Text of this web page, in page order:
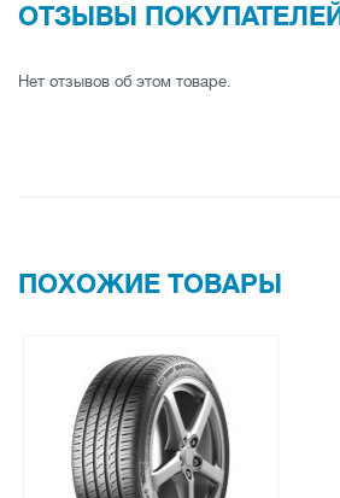
ОТЗЫВЫ
Нет отзывов об этом товаре.
ПОХОЖИЕ ТОВАРЫ